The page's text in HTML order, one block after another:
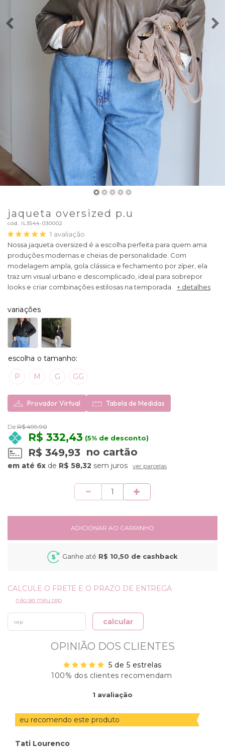
jaqueta oversized p.u
cód. IL3544-030002
1 avaliação
Nossa jaqueta oversized é a escolha perfeita para quem ama
produções modernas e cheias de personalidade. Com
modelagem ampla, gola clássica e fechamento por zíper, ela
traz um visual urbano e descomplicado, ideal para sobrepor
looks e criar combinações estilosas na temporada. + detalhes
variações
P M G GG
Provador Virtual Tabela de Medidas
De:R$ 499,90
R$ 332,43 (5% de desconto)
R$ 349,93 no cartão
6x de R$ 58,32 sem juros ver parcelas
ADICIONAR AO CARRINHO
Ganhe até R$ 10,50 de cashback
não sei meu cep
calcular
OPINIÃO DOS CLIENTES
5 de 5 estrelas
100% dos clientes recomendam
1 avaliação
eu recomendo este produto
Tati Lourenco